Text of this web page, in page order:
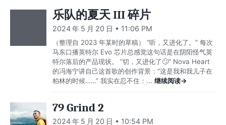
乐队的夏天 III 碎片
2024 年 5 月 20 日 • 11:06 PM
（整理自 2023 年某时的草稿） “听，又进化了。” 每次
马东口播英特尔 Evo 芯片总感觉这句话是在阴阳怪气英
特尔落后的产品现状。 “切，又进化了🙄” Nova Heart
的冯海宁讲自己这首歌的创作背景：“这是我和我儿子在
柏林的时候……” 我实在忍不住：... 继续阅读→
79 Grind 2
2024 年 5 月 20 日 • 10:54 PM